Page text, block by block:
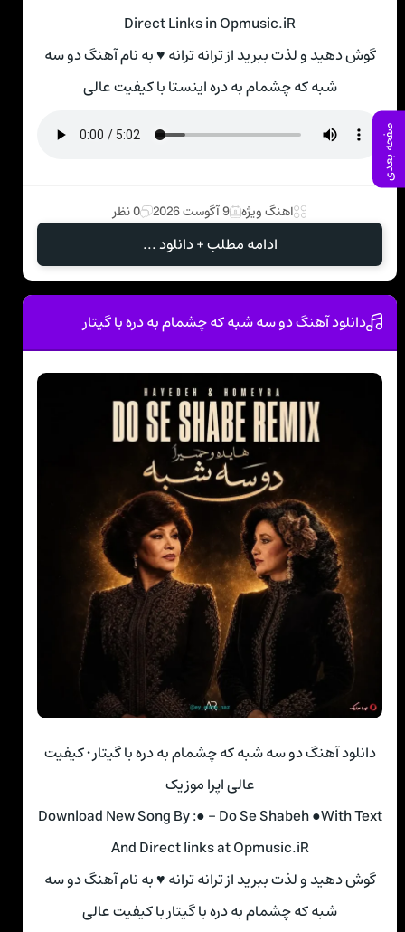
Direct Links in Opmusic.iR
گوش دهید و لذت ببرید از ترانه ترانه ♥ به نام آهنگ دو سه
شبه که چشمام به دره اینستا با کیفیت عالی
اهنگ ویژه 9 آگوست 2026 0 نظر
ادامه مطلب + دانلود ...
دانلود آهنگ دو سه شبه که چشمام به دره با گیتار
دانلود آهنگ دو سه شبه که چشمام به دره با گیتار • کیفیت
عالی اپرا موزیک
Download New Song By :● – Do Se Shabeh ●With Text
And Direct links at Opmusic.iR
گوش دهید و لذت ببرید از ترانه ترانه ♥ به نام آهنگ دو سه
شبه که چشمام به دره با گیتار با کیفیت عالی
صفحه بعدی